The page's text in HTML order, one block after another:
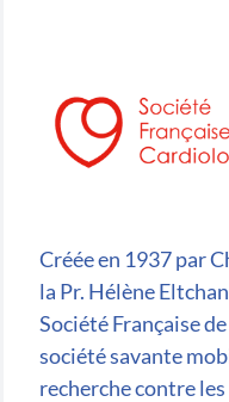
Créée en 1937 par
la Pr. Hélène
Société Française
société savante
recherche contre